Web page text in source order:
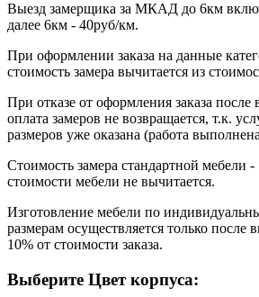
Выезд замерщика за МКАД до 6км
далее 6км - 40руб/км.
При оформлении заказа на данные
стоимость замера вычитается из
При отказе от оформления заказа
оплата замеров не возвращается, т.к.
размеров уже оказана (работа
Стоимость замера стандартной мебели -
стоимости мебели не вычитается.
Изготовление мебели по
размерам осуществляется только после
10% от стоимости заказа.
Выберите Цвет корпуса: